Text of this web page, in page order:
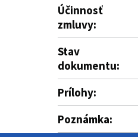
Účinnosť
zmluvy:
Stav
dokumentu:
Prílohy:
Poznámka: